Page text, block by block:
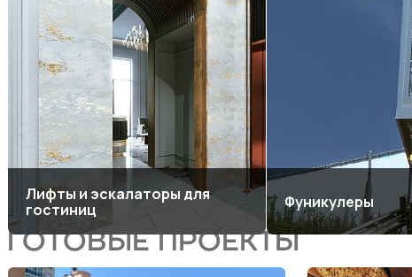
Лифты и эскалаторы для
гостиниц
Фуникулеры
ГОТОВЫЕ ПРОЕКТЫ